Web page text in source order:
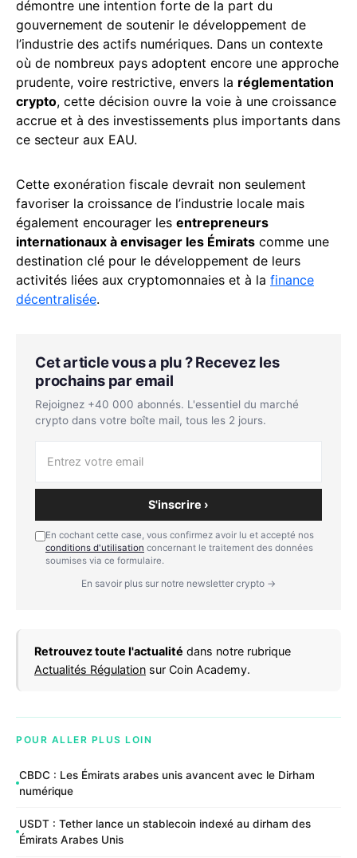
démontre une intention forte de la part du
gouvernement de soutenir le développement de
l’industrie des actifs numériques. Dans un contexte
où de nombreux pays adoptent encore une approche
prudente, voire restrictive, envers la réglementation
crypto, cette décision ouvre la voie à une croissance
accrue et à des investissements plus importants dans
ce secteur aux EAU.
Cette exonération fiscale devrait non seulement
favoriser la croissance de l’industrie locale mais
également encourager les entrepreneurs
internationaux à envisager les Émirats comme une
destination clé pour le développement de leurs
activités liées aux cryptomonnaies et à la finance
décentralisée.
Cet article vous a plu ? Recevez les
prochains par email
Rejoignez +40 000 abonnés. L'essentiel du marché
crypto dans votre boîte mail, tous les 2 jours.
S'inscrire ›
En cochant cette case, vous confirmez avoir lu et accepté nos
conditions d'utilisation concernant le traitement des données
soumises via ce formulaire.
En savoir plus sur notre newsletter crypto →
Retrouvez toute l'actualité dans notre rubrique
Actualités Régulation sur Coin Academy.
POUR ALLER PLUS LOIN
CBDC : Les Émirats arabes unis avancent avec le Dirham
numérique
USDT : Tether lance un stablecoin indexé au dirham des
Émirats Arabes Unis